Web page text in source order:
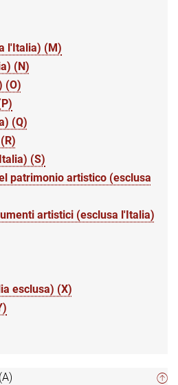
l'Italia) (M)
(N)
(O)
(Q)
(S)
patrimonio artistico (esclusa
artistici (esclusa l'Italia)
esclusa) (X)